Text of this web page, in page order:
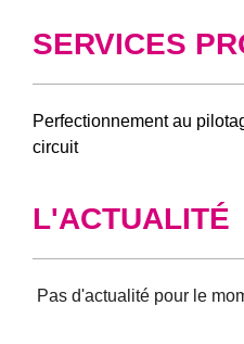
SERVICES
Perfectionnement au
circuit
L'ACTUALITÉ